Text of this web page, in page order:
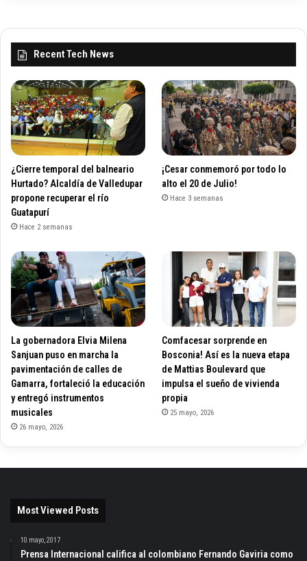
Recent Tech News
¿Cierre temporal del balneario
Hurtado? Alcaldía de Valledupar
propone recuperar el río
Guatapurí
Hace 2 semanas
¡Cesar conmemoró por todo lo
alto el 20 de Julio!
Hace 3 semanas
La gobernadora Elvia Milena
Sanjuan puso en marcha la
pavimentación de calles de
Gamarra, fortaleció la educación
y entregó instrumentos
musicales
26 mayo, 2026
Comfacesar sorprende en
Bosconia! Así es la nueva etapa
de Mattias Boulevard que
impulsa el sueño de vivienda
propia
25 mayo, 2026
Most Viewed Posts
10 mayo, 2017
Prensa Internacional califica al colombiano Fernando Gaviria como